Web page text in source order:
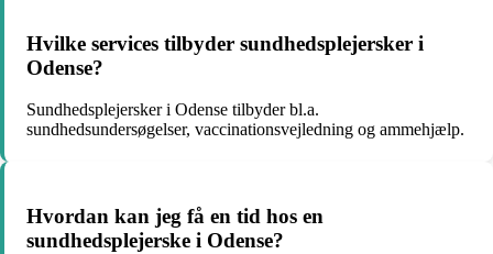
Hvilke services tilbyder sundhedsplejersker i
Odense?
Sundhedsplejersker i Odense tilbyder bl.a.
sundhedsundersøgelser, vaccinationsvejledning og ammehjælp.
Hvordan kan jeg få en tid hos en
sundhedsplejerske i Odense?